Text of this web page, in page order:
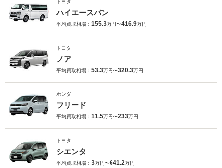
トヨタ
ハイエースバン
平均買取相場： 155.3万円〜416.9万円
トヨタ
ノア
平均買取相場： 53.3万円〜320.3万円
ホンダ
フリード
平均買取相場： 11.5万円〜233万円
トヨタ
シエンタ
平均買取相場： 3万円〜641.2万円